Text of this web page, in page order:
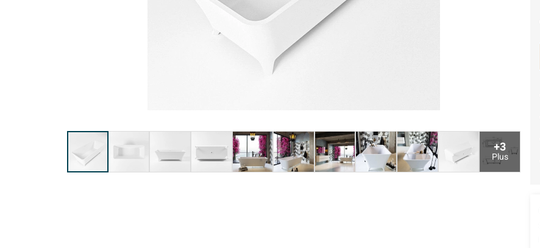
+3
Plus